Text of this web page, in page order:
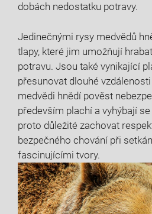
dobách nedostatku potravy.
Jedinečnými rysy medvědů
tlapy, které jim umožňují
potravu. Jsou také vynikající
přesunovat dlouhé
medvědi hnědí pověst
především plachí a vyhýbají
proto důležité zachovat
bezpečného chování při
fascinujícími tvory.